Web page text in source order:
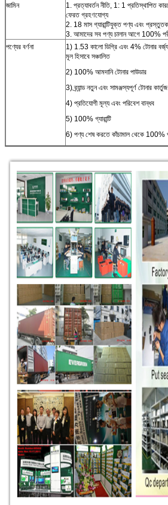
জামিন
1. প্রত্যাবর্তন নীতি, 1: 1 প্রতিস্থাপিত
ফেরত গ্রহণযোগ্য
2. 18 মাস গ্যারান্টিযুক্ত পণ্য এবং
3. আমাদের সব পণ্য চালান আগে 100%
পণ্যের বর্ণনা
1) 1.53 কালো ডিগ্রি এবং 4% টোনার বর্জ্য
মূল হিসাবে সঞ্চালিত
2) 100% আমদানি টোনার পাউডার
3) ব্র্যান্ড নতুন এবং সামঞ্জস্যপূর্ণ টোনার কার্তুজ
4) প্রতিযোগী মূল্য এবং পরিবেশ বান্ধব
5) 100% গ্যারান্টি
6) পণ্য শেষ করতে কাঁচামাল থেকে 100%